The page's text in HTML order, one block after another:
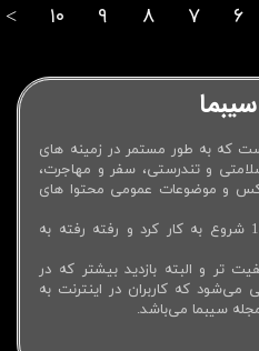
۶ ۷ ۸ ۹ ۱۰ >
که به طور مستمر در زمینه های
و تندرستی، سفر و مهاجرت،
و موضوعات عمومی محتوا های
مجله اینترنتی سیب ما از سال 1400 شروع به کار کرد و رفته رفته به
تر و البته بازدید بیشتر که در
می‌شود که کاربران در اینترنت به
سیبما می‌باشد.